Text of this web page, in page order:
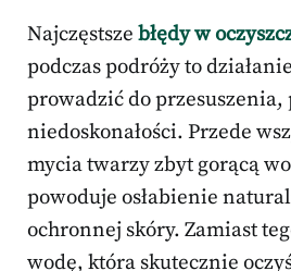
Najczęstsze błędy w
podczas podróży to
prowadzić do
niedoskonałości. Przede
mycia twarzy zbyt gorącą
powoduje osłabienie
ochronnej skóry. Zamiast
wodę, która skutecznie